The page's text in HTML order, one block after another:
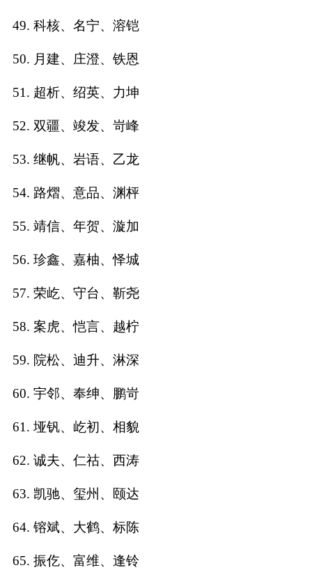
49. 科核、名宁、溶铠
50. 月建、庄澄、铁恩
51. 超析、绍英、力坤
52. 双疆、竣发、岢峰
53. 继帆、岩语、乙龙
54. 路熠、意品、渊枰
55. 靖信、年贺、漩加
56. 珍鑫、嘉柚、怿城
57. 荣屹、守台、靳尧
58. 案虎、恺言、越柠
59. 院松、迪升、淋深
60. 宇邻、奉绅、鹏岢
61. 垭钒、屹初、相貌
62. 诚夫、仁祜、西涛
63. 凯驰、玺州、颐达
64. 镕斌、大鹤、标陈
65. 振仡、富维、逢铃